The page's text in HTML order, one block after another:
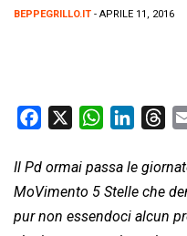
BEPPEGRILLO.IT - APRILE 11, 2016
c
e
b
W
a
t
s
n
k
e
r
e
a
Il Pd ormai passa le
MoVimento 5 Stelle che
pur non essendoci alcun